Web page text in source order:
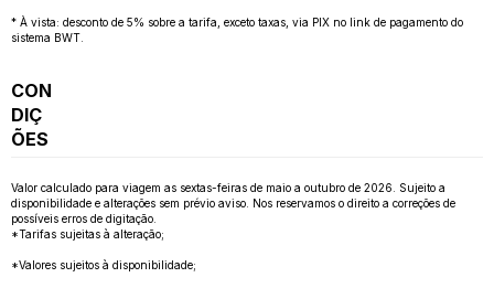
* À vista: desconto de 5% sobre a tarifa, exceto taxas, via PIX no link de pagamento do
sistema BWT.
CON
DIÇ
ÕES
Valor calculado para viagem as sextas-feiras de maio a outubro de 2026. Sujeito a
disponibilidade e alterações sem prévio aviso. Nos reservamos o direito a correções de
possíveis erros de digitação.
*Tarifas sujeitas à alteração;
*Valores sujeitos à disponibilidade;